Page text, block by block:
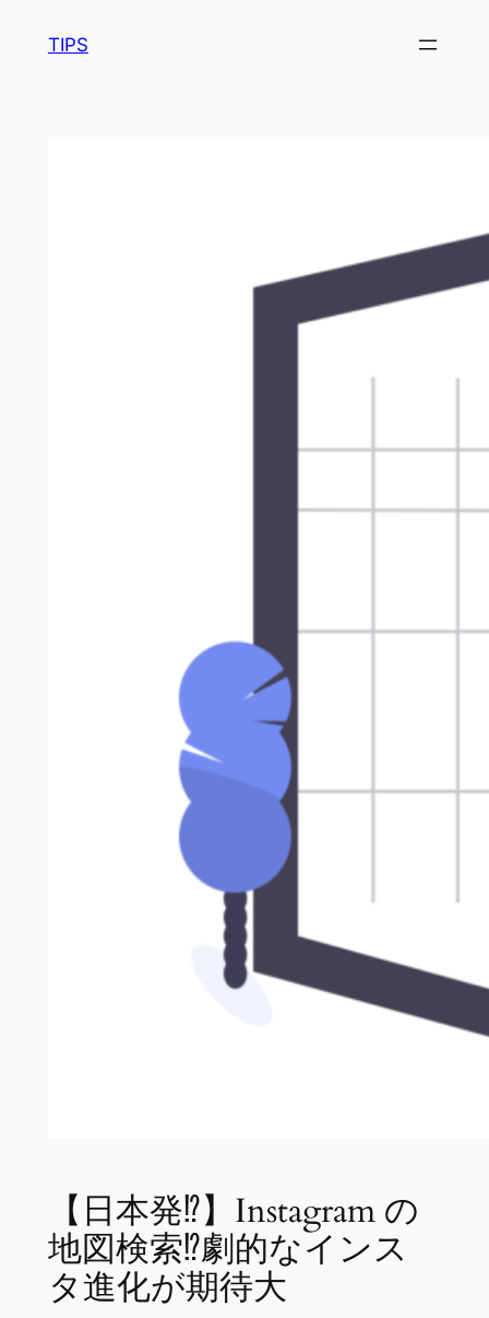
TIPS
【日本発⁉】Instagram の
地図検索⁉劇的なインス
タ進化が期待大